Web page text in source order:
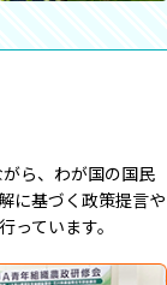
ら、わが国の国民
に基づく政策提言や
ています。